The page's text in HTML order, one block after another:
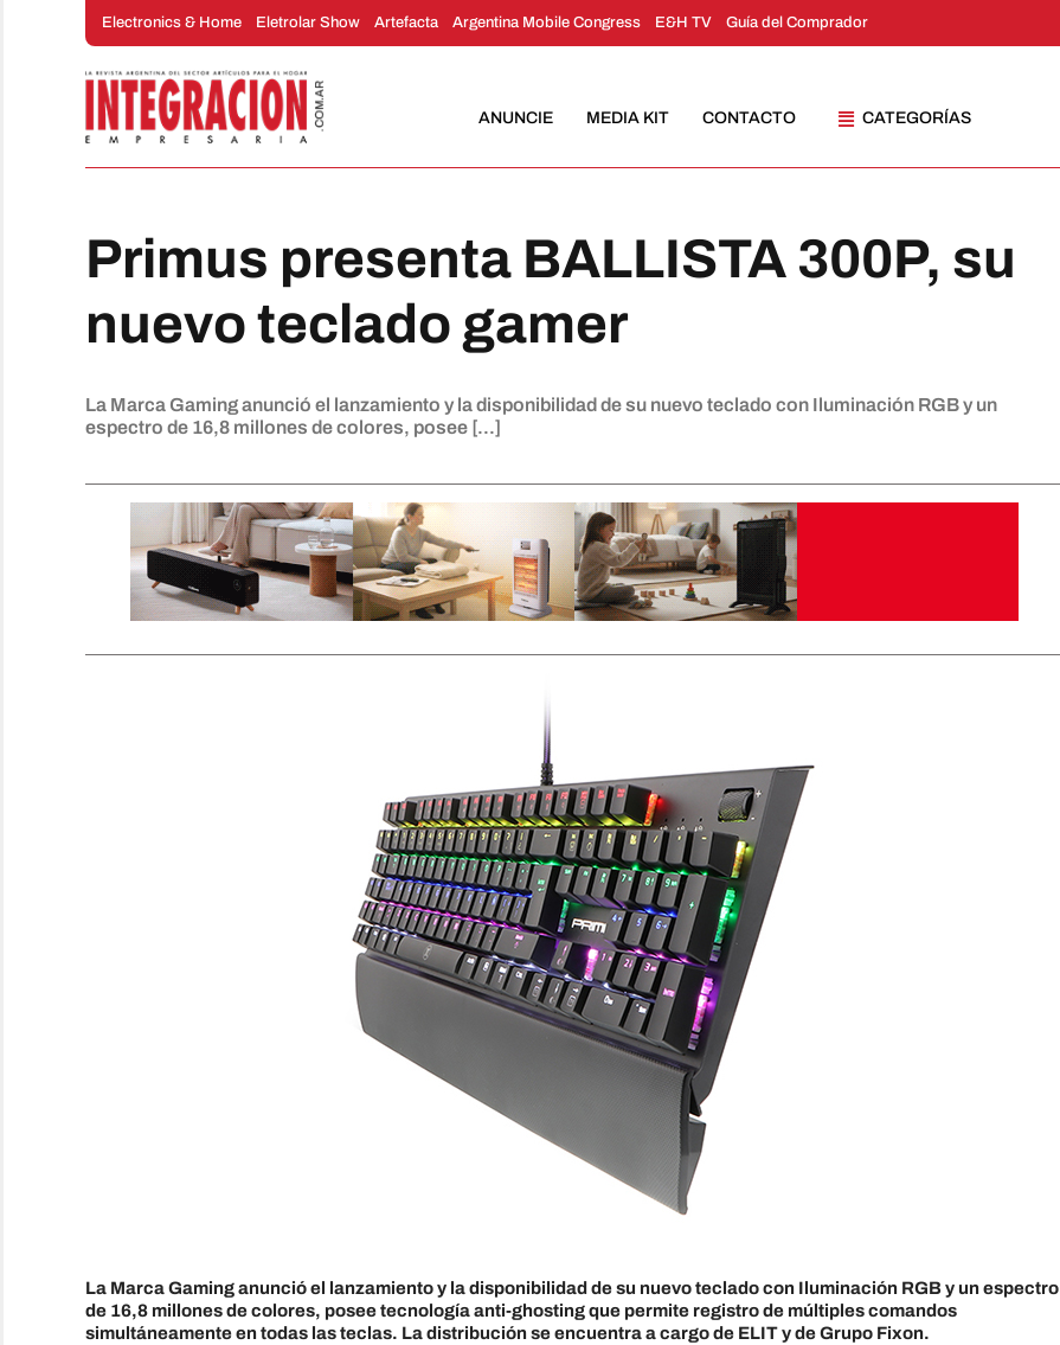
Electronics & Home Eletrolar Show Artefacta Argentina Mobile Congress E&H TV Guía del Comprador
ANUNCIE MEDIA KIT CONTACTO CATEGORÍAS
Primus presenta BALLISTA 300P, su
nuevo teclado gamer
La Marca Gaming anunció el lanzamiento y la disponibilidad de su nuevo teclado con Iluminación RGB y un
espectro de 16,8 millones de colores, posee [...]
La Marca Gaming anunció el lanzamiento y la disponibilidad de su nuevo teclado con Iluminación RGB y un espectro
de 16,8 millones de colores, posee tecnología anti-ghosting que permite registro de múltiples comandos
simultáneamente en todas las teclas. La distribución se encuentra a cargo de ELIT y de Grupo Fixon.